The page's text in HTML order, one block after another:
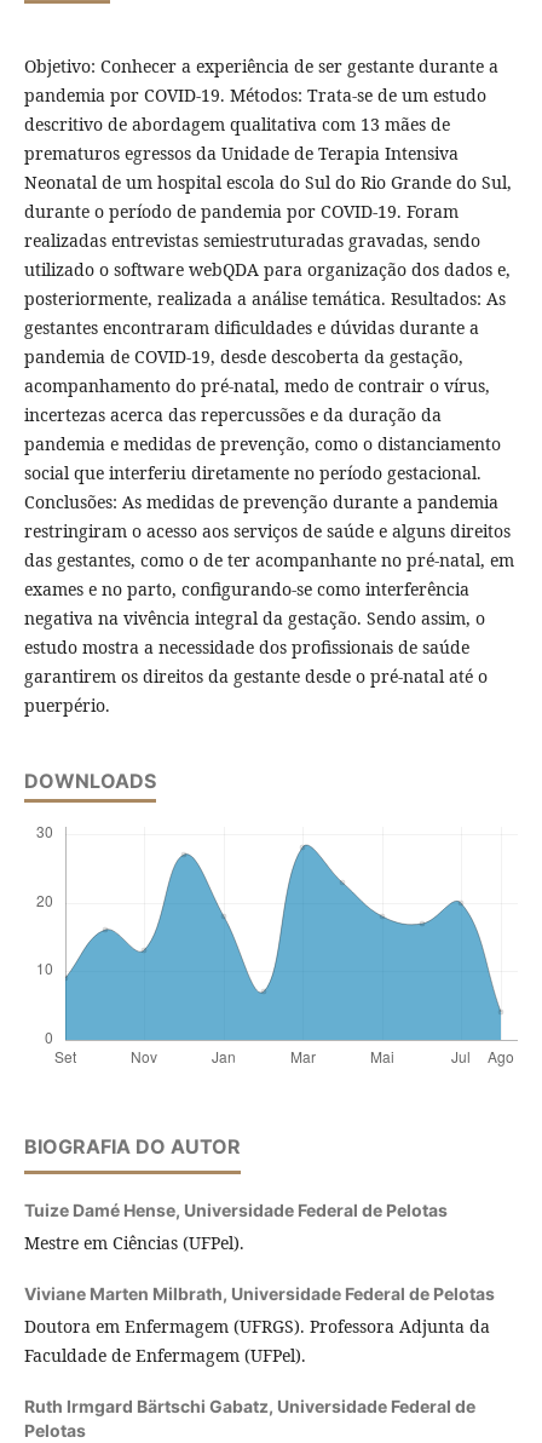
Objetivo: Conhecer a experiência de ser gestante durante a
pandemia por COVID-19. Métodos: Trata-se de um estudo
descritivo de abordagem qualitativa com 13 mães de
prematuros egressos da Unidade de Terapia Intensiva
Neonatal de um hospital escola do Sul do Rio Grande do Sul,
durante o período de pandemia por COVID-19. Foram
realizadas entrevistas semiestruturadas gravadas, sendo
utilizado o software webQDA para organização dos dados e,
posteriormente, realizada a análise temática. Resultados: As
gestantes encontraram dificuldades e dúvidas durante a
pandemia de COVID-19, desde descoberta da gestação,
acompanhamento do pré-natal, medo de contrair o vírus,
incertezas acerca das repercussões e da duração da
pandemia e medidas de prevenção, como o distanciamento
social que interferiu diretamente no período gestacional.
Conclusões: As medidas de prevenção durante a pandemia
restringiram o acesso aos serviços de saúde e alguns direitos
das gestantes, como o de ter acompanhante no pré-natal, em
exames e no parto, configurando-se como interferência
negativa na vivência integral da gestação. Sendo assim, o
estudo mostra a necessidade dos profissionais de saúde
garantirem os direitos da gestante desde o pré-natal até o
puerpério.
DOWNLOADS
BIOGRAFIA DO AUTOR
Tuize Damé Hense, Universidade Federal de Pelotas
Mestre em Ciências (UFPel).
Viviane Marten Milbrath, Universidade Federal de Pelotas
Doutora em Enfermagem (UFRGS). Professora Adjunta da
Faculdade de Enfermagem (UFPel).
Ruth Irmgard Bärtschi Gabatz, Universidade Federal de
Pelotas